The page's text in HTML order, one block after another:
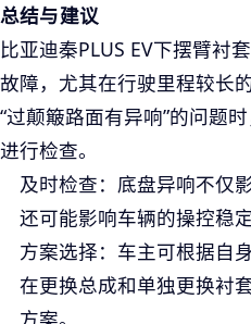
总结与建议
比亚迪秦PLUS EV下摆臂衬
故障，尤其在行驶里程较长
“过颠簸路面有异响”的问题
进行检查。
及时检查：底盘异响不仅
还可能影响车辆的操控稳
方案选择：车主可根据自
在更换总成和单独更换衬
方案。